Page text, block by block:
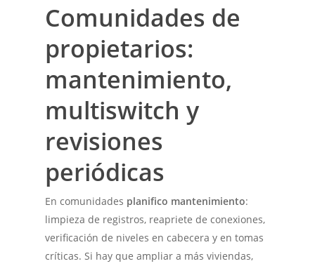
Comunidades de
propietarios:
mantenimiento,
multiswitch y
revisiones
periódicas
En comunidades planifico mantenimiento:
limpieza de registros, reapriete de conexiones,
verificación de niveles en cabecera y en tomas
críticas. Si hay que ampliar a más viviendas,